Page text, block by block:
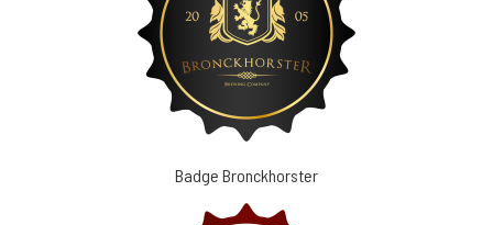
Badge Bronckhorster